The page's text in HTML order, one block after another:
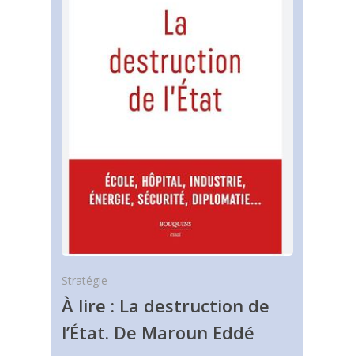
Stratégie
À lire : La destruction de
l’État. De Maroun Eddé